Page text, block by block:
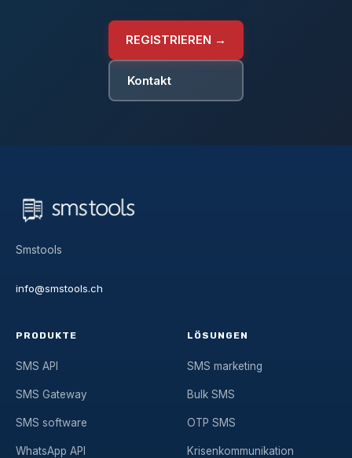
REGISTRIEREN →
Kontakt
Smstools
info@smstools.ch
PRODUKTE
SMS API
SMS Gateway
SMS software
WhatsApp API
LÖSUNGEN
SMS marketing
Bulk SMS
OTP SMS
Krisenkommunikation